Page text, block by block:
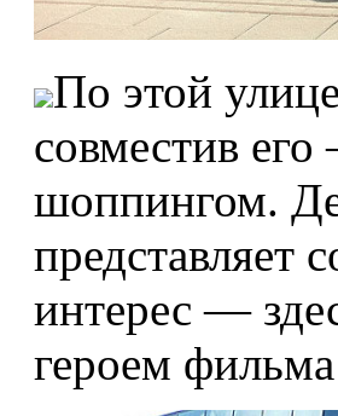
По этой
совместив
шоппингом.
представляет
интерес —
героем